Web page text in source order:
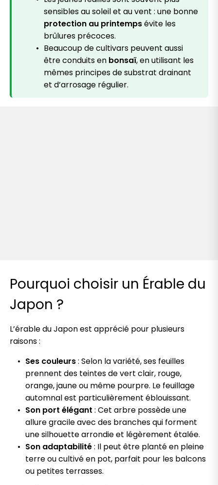
sensibles au soleil et au vent : une bonne
protection au printempsévite les
brûlures précoces.
Beaucoup de cultivars peuvent aussi
être conduits en bonsaï, en utilisant les
mêmes principes de substrat drainant
et d’arrosage régulier.
Pourquoi choisir un Érable du
Japon ?
L’érable du Japon est apprécié pour plusieurs
raisons :
Ses couleurs: Selon la variété, ses feuilles
prennent des teintes de vert clair, rouge,
orange, jaune ou même pourpre. Le feuillage
automnal est particulièrement éblouissant.
Son port élégant : Cet arbre possède une
allure gracile avec des branches qui forment
une silhouette arrondie et légèrement étalée.
Son adaptabilité: Il peut être planté en pleine
terre ou cultivé en pot, parfait pour les balcons
ou petites terrasses.